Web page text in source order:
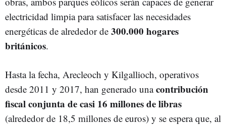
electricidad limpia para satisfacer las necesidades
energéticas de alrededor de 300.000 hogares
británicos.
Hasta la fecha, Arecleoch y Kilgallioch, operativos
desde 2011 y 2017, han generado unacontribución
fiscal conjunta de casi 16 millones de libras
(alrededor de 18,5 millones de euros) y se espera que, al